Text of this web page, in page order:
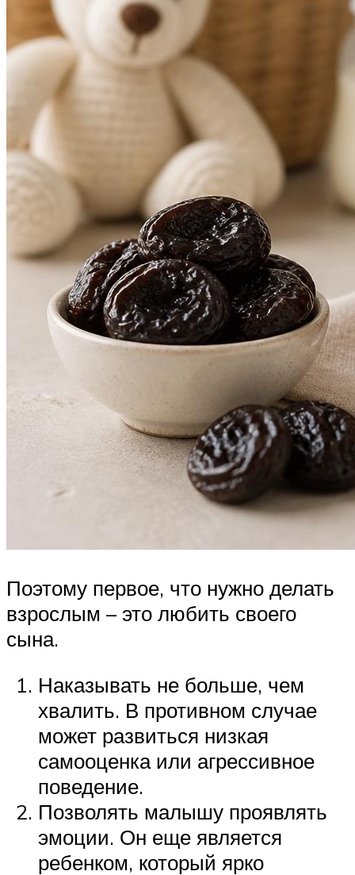
Поэтому первое, что нужно делать
взрослым – это любить своего
сына.
Наказывать не больше, чем
хвалить. В противном случае
может развиться низкая
самооценка или агрессивное
поведение.
Позволять малышу проявлять
эмоции. Он еще является
ребенком, который ярко